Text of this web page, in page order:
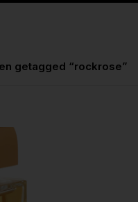
getagged “rockrose”